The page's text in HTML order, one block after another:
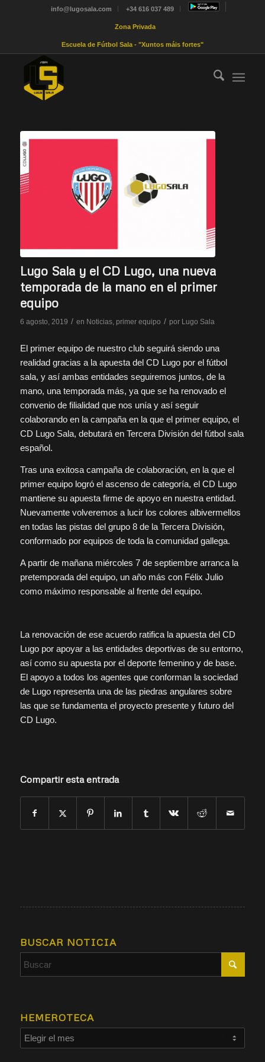
info@lugosala.com +34 616 037 489
Zona Privada
Escuela de Fútbol Sala - "Xuntos máis fortes"
Lugo Sala y el CD Lugo, una nueva
temporada de la mano en el primer
equipo
6 agosto, 2019 / en Noticias, primer equipo / por Lugo Sala
El primer equipo de nuestro club seguirá siendo una
realidad gracias a la apuesta del CD Lugo por el fútbol
sala, y así ambas entidades seguiremos juntos, de la
mano, una temporada más, ya que se ha renovado el
convenio de filialidad que nos unía y así seguir
colaborando en la campaña en la que el primer equipo, el
CD Lugo Sala, debutará en Tercera División del fútbol sala
español.
Tras una exitosa campaña de colaboración, en la que el
primer equipo logró el ascenso de categoría, el CD Lugo
mantiene su apuesta firme de apoyo en nuestra entidad.
Nuevamente volveremos a lucir los colores albivermellos
en todas las pistas del grupo 8 de la Tercera División,
conformado por equipos de toda la comunidad gallega.
A partir de mañana miércoles 7 de septiembre arranca la
pretemporada del equipo, un año más con Félix Julio
como máximo responsable al frente del equipo.
La renovación de ese acuerdo ratifica la apuesta del CD
Lugo por apoyar a las entidades deportivas de su entorno,
así como su apuesta por el deporte femenino y de base.
El apoyo a todos los agentes que conforman la sociedad
de Lugo representa una de las piedras angulares sobre
las que se fundamenta el proyecto presente y futuro del
CD Lugo.
Compartir esta entrada
BUSCAR NOTICIA
HEMEROTECA